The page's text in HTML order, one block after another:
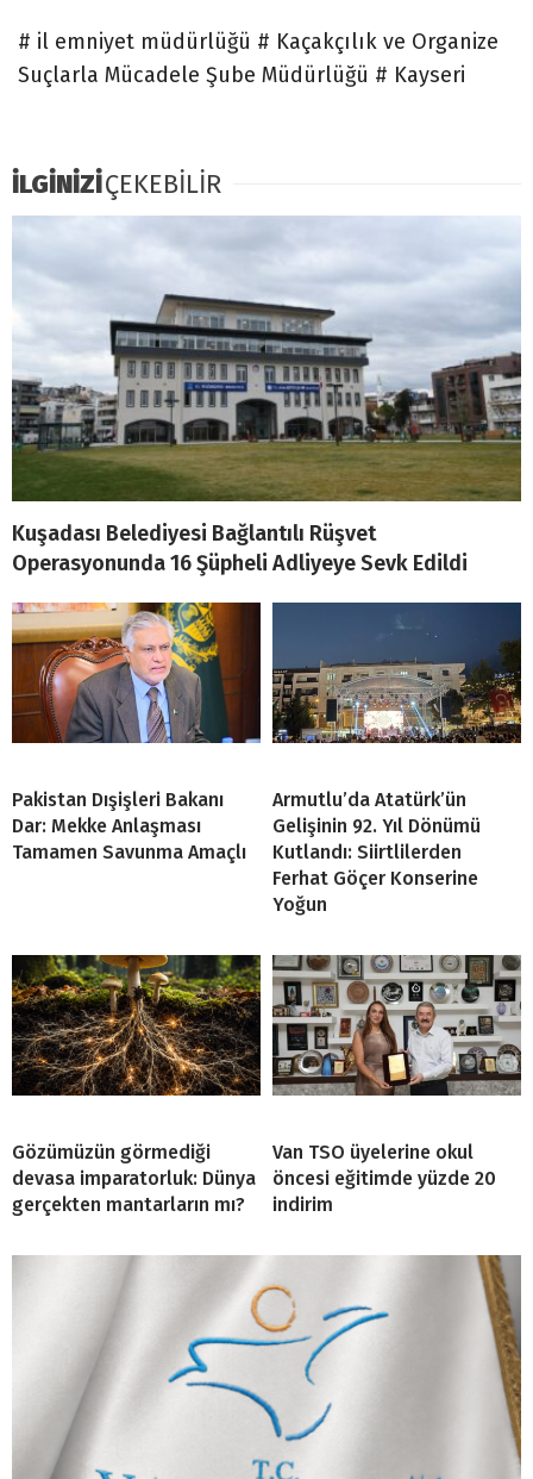
# il emniyet müdürlüğü # Kaçakçılık ve Organize
Suçlarla Mücadele Şube Müdürlüğü # Kayseri
İLGİNİZİÇEKEBİLİR
Kuşadası Belediyesi Bağlantılı Rüşvet
Operasyonunda 16 Şüpheli Adliyeye Sevk Edildi
Pakistan Dışişleri Bakanı
Dar: Mekke Anlaşması
Tamamen Savunma Amaçlı
Armutlu’da Atatürk’ün
Gelişinin 92. Yıl Dönümü
Kutlandı: Siirtlilerden
Ferhat Göçer Konserine
Yoğun
Gözümüzün görmediği
devasa imparatorluk: Dünya
gerçekten mantarların mı?
Van TSO üyelerine okul
öncesi eğitimde yüzde 20
indirim